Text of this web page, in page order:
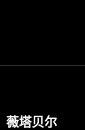
薇塔贝尔